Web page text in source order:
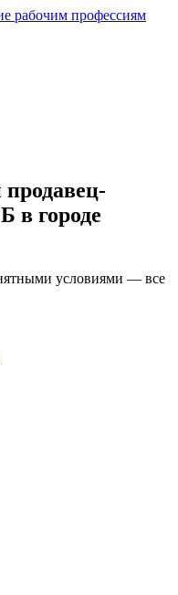
рабочим профессиям
в городе
условиями — все